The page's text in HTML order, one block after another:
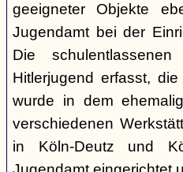
geeigneter Objekte
Jugendamt bei der
Die
Hitlerjugend erfasst,
wurde in dem
verschiedenen
in Köln-Deutz und